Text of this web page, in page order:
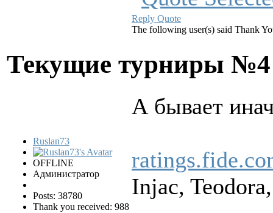
Reply Quote
The following user(s) said Thank
Текущие турниры
Ruslan73
OFFLINE
Администратор
Posts: 38780
Thank you received: 988
А бывает
Injac,